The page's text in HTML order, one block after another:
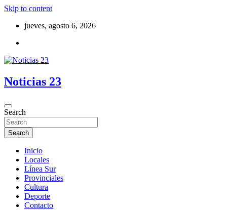
Skip to content
jueves, agosto 6, 2026
Noticias 23
Search
Search
Inicio
Locales
Línea Sur
Provinciales
Cultura
Deporte
Contacto